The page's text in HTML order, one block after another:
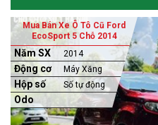
Mua Bán Xe Ô Tô Cũ Ford
EcoSport 5 Chỗ 2014
Năm SX 2014
Động cơ Máy Xăng
Hộp số Số tự động
Odo